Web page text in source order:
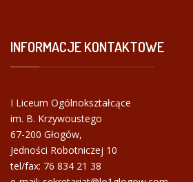
INFORMACJEKONTAKTOWE
I Liceum Ogólnokształcące
im. B. Krzywoustego
67-200 Głogów,
Jedności Robotniczej 10
tel/fax: 76 834 21 38